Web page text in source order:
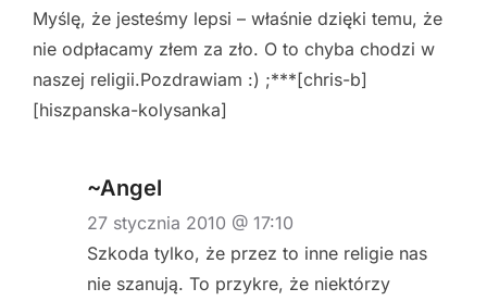
Myślę, że jesteśmy lepsi – właśnie dzięki temu, że
nie odpłacamy złem za zło. O to chyba chodzi w
naszej religii.Pozdrawiam :) ;***[chris-b]
[hiszpanska-kolysanka]
~Angel
27 stycznia 2010 @ 17:10
Szkoda tylko, że przez to inne religie nas
nie szanują. To przykre, że niektórzy